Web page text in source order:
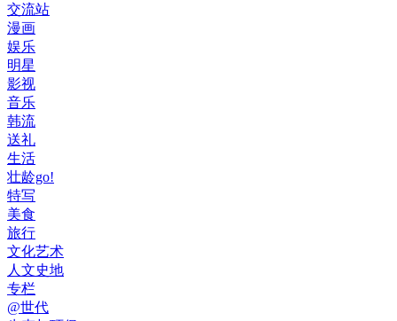
交流站
漫画
娱乐
明星
影视
音乐
韩流
送礼
生活
壮龄go!
特写
美食
旅行
文化艺术
人文史地
专栏
@世代